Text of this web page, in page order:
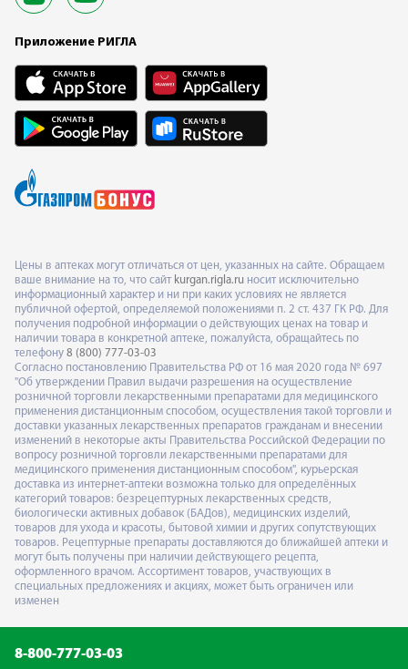
Приложение РИГЛА
Цены в аптеках могут отличаться от цен, указанных на сайте. Обращаем
ваше внимание на то, что сайт kurgan.rigla.ru носит исключительно
информационный характер и ни при каких условиях не является
публичной офертой, определяемой положениями п. 2 ст. 437 ГК РФ. Для
получения подробной информации о действующих ценах на товар и
наличии товара в конкретной аптеке, пожалуйста, обращайтесь по
телефону 8 (800) 777-03-03
Согласно постановлению Правительства РФ от 16 мая 2020 года № 697
"Об утверждении Правил выдачи разрешения на осуществление
розничной торговли лекарственными препаратами для медицинского
применения дистанционным способом, осуществления такой торговли и
доставки указанных лекарственных препаратов гражданам и внесении
изменений в некоторые акты Правительства Российской Федерации по
вопросу розничной торговли лекарственными препаратами для
медицинского применения дистанционным способом", курьерская
доставка из интернет-аптеки возможна только для определённых
категорий товаров: безрецептурных лекарственных средств,
биологически активных добавок (БАДов), медицинских изделий,
товаров для ухода и красоты, бытовой химии и других сопутствующих
товаров. Рецептурные препараты доставляются до ближайшей аптеки и
могут быть получены при наличии действующего рецепта,
оформленного врачом. Ассортимент товаров, участвующих в
специальных предложениях и акциях, может быть ограничен или
изменен
8-800-777-03-03